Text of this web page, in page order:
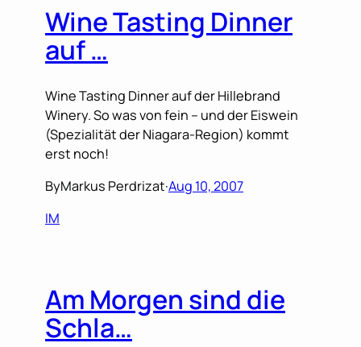
Wine Tasting Dinner
auf …
Wine Tasting Dinner auf der Hillebrand
Winery. So was von fein – und der Eiswein
(Spezialität der Niagara-Region) kommt
erst noch!
ByMarkus Perdrizat·Aug 10, 2007
IM
Am Morgen sind die
Schla…